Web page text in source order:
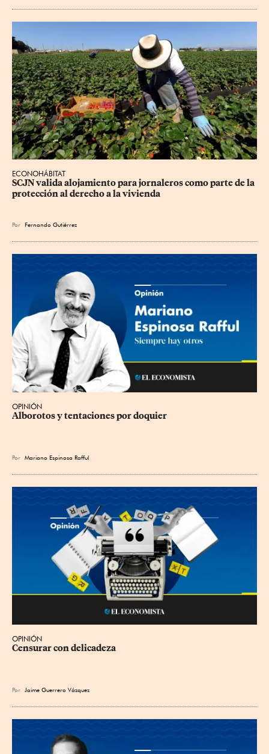
ECONOHÁBITAT
SCJN valida alojamiento para jornaleros como parte de la
protección al derecho a la vivienda
Por Fernando Gutiérrez
OPINIÓN
Alborotos y tentaciones por doquier
Por Mariano Espinosa Rafful
OPINIÓN
Censurar con delicadeza
Por Jaime Guerrero Vázquez